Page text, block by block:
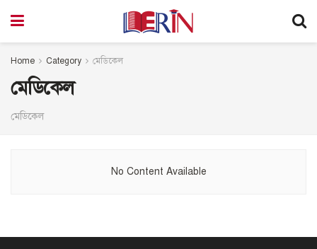
Home Category মেডিকেল
মেডিকেল
মেডিকেল
No Content Available